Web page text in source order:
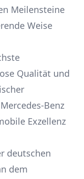
Meilensteine
Weise
Qualität und
Benz
Exzellenz
deutschen
dem